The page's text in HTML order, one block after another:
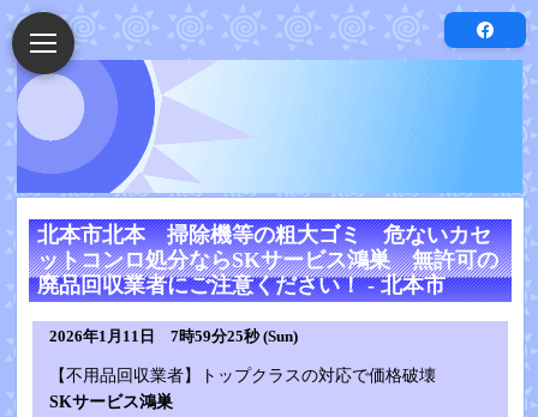
北本市北本 掃除機等の粗大ゴミ 危ないカセ
ットコンロ処分ならSKサービス鴻巣 無許可の
廃品回収業者にご注意ください！ - 北本市
2026年1月11日 7時59分25秒 (Sun)
【不用品回収業者】トップクラスの対応で価格破壊
SKサービス鴻巣